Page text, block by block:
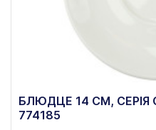
БЛЮДЦЕ 14 СМ, СЕРІЯ
774185